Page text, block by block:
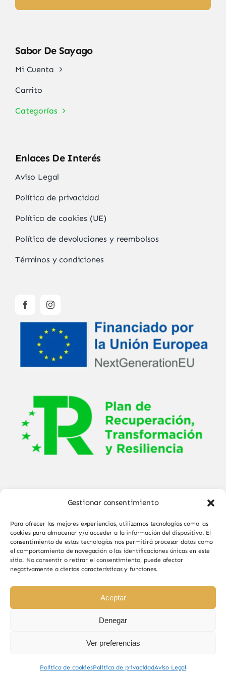
Gestionar consentimiento
Para ofrecer las mejores experiencias, utilizamos tecnologías como las
cookies para almacenar y/o acceder a la información del dispositivo. El
consentimiento de estas tecnologías nos permitirá procesar datos como
el comportamiento de navegación o las identificaciones únicas en este
sitio. No consentir o retirar el consentimiento, puede afectar
negativamente a ciertas características y funciones.
Aceptar
Denegar
Ver preferencias
Política de cookiesPolítica de privacidadAviso Legal
Sabor De Sayago
Mi Cuenta
Carrito
Categorías
Enlaces De Interés
Aviso Legal
Política de privacidad
Política de cookies (UE)
Política de devoluciones y reembolsos
Términos y condiciones
© Copyright 2025 - 2026•Sabor de Sayago
Todos los derechos reservados • Diseño por
Paginas Web Iván González
Sabor de Sayago en Bermillo de Sayago, productos